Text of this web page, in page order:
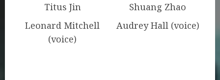
Titus Jin
Leonard Mitchell
(voice)
Shuang Zhao
Audrey Hall (voice)